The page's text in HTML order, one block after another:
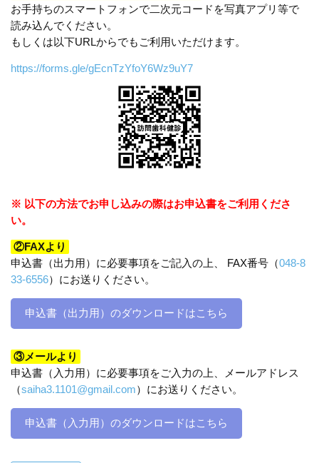
お手持ちのスマートフォンで二次元コードを写真アプリ等で
読み込んでください。
もしくは以下URLからでもご利用いただけます。
https://forms.gle/gEcnTzYfoY6Wz9uY7
※ 以下の方法でお申し込みの際はお申込書をご利用くださ
い。
②FAXより
申込書（出力用）に必要事項をご記入の上、 FAX番号（048-8
33-6556）にお送りください。
申込書（出力用）のダウンロードはこちら
③メールより
申込書（入力用）に必要事項をご入力の上、メールアドレス
（saiha3.1101@gmail.com）にお送りください。
申込書（入力用）のダウンロードはこちら